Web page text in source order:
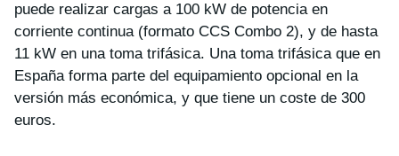
puede realizar cargas a 100 kW de potencia en
corriente continua (formato CCS Combo 2), y de hasta
11 kW en una toma trifásica. Una toma trifásica que en
España forma parte del equipamiento opcional en la
versión más económica, y que tiene un coste de 300
euros.